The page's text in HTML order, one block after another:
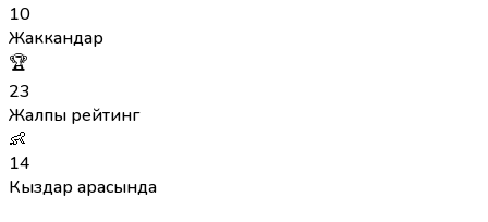
10
Жаккандар
🏆
23
Жалпы рейтинг
👶
14
Кыздар арасында